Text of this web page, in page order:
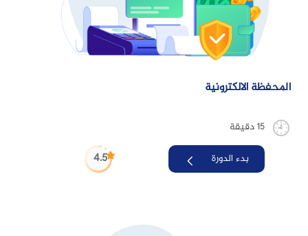
15 دقيقة
المحفظة الالكترونية
بدء الدورة 4.5